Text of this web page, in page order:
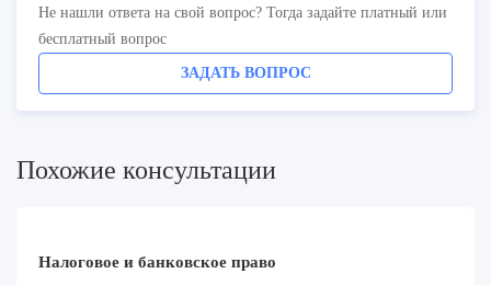
Не нашли ответа на свой вопрос? Тогда задайте платный или
бесплатный вопрос
ЗАДАТЬ ВОПРОС
Похожие консультации
Налоговое и банковское право